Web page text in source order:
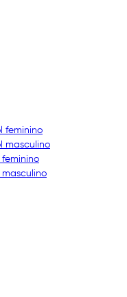
feminino
masculino
feminino
masculino